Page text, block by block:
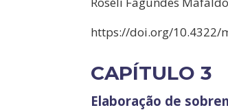
https://doi.org/10.4322/
CAPÍTULO 3
Elaboração de